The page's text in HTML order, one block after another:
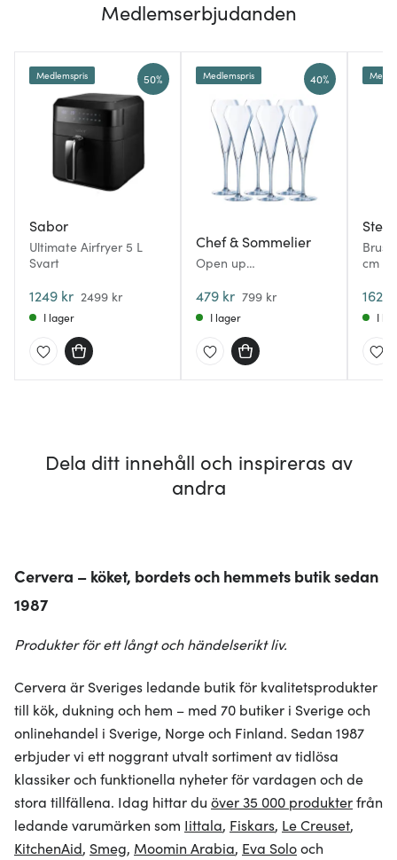
Medlemserbjudanden
Sabor
Ultimate Airfryer 5 L
Svart
1249 kr 2499 kr
Medlemspris 50%
I lager
Chef & Sommelier
Open up
6-pack
479 kr 799 kr
Medlemspris 40%
I lager
Brus
cm
1624
I
Dela ditt innehåll och inspireras av
andra
Cervera – köket, bordets och hemmets butik sedan
1987
Produkter för ett långt och händelserikt liv.
Cervera är Sveriges ledande butik för kvalitetsprodukter
till kök, dukning och hem – med 70 butiker i Sverige och
onlinehandel i Sverige, Norge och Finland. Sedan 1987
erbjuder vi ett noggrant utvalt sortiment av tidlösa
klassiker och funktionella nyheter för vardagen och de
stora tillfällena. Idag hittar du över 35 000 produkterfrån
ledande varumärken som Iittala, Fiskars, Le Creuset,
KitchenAid, Smeg, Moomin Arabia, Eva Solooch